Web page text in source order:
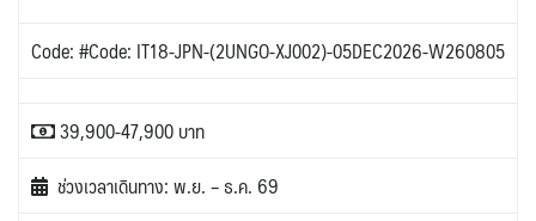
ร์ก (BENELUX) 1 จอร์เจีย อาร์เมเนีย 1
Code: #Code: IT18-JPN-(2UNGO-XJ002)-05DEC2026-W260805
39,900-47,900 บาท
ช่วงเวลาเดินทาง: พ.ย. – ธ.ค. 69